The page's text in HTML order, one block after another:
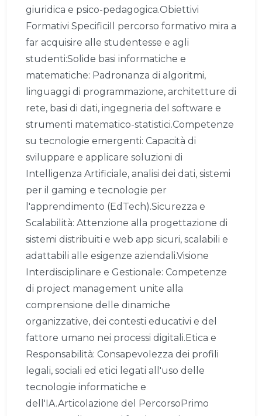
giuridica e psico-pedagogica.Obiettivi
Formativi SpecificiIl percorso formativo mira a
far acquisire alle studentesse e agli
studenti:Solide basi informatiche e
matematiche: Padronanza di algoritmi,
linguaggi di programmazione, architetture di
rete, basi di dati, ingegneria del software e
strumenti matematico-statistici.Competenze
su tecnologie emergenti: Capacità di
sviluppare e applicare soluzioni di
Intelligenza Artificiale, analisi dei dati, sistemi
per il gaming e tecnologie per
l'apprendimento (EdTech).Sicurezza e
Scalabilità: Attenzione alla progettazione di
sistemi distribuiti e web app sicuri, scalabili e
adattabili alle esigenze aziendali.Visione
Interdisciplinare e Gestionale: Competenze
di project management unite alla
comprensione delle dinamiche
organizzative, dei contesti educativi e del
fattore umano nei processi digitali.Etica e
Responsabilità: Consapevolezza dei profili
legali, sociali ed etici legati all'uso delle
tecnologie informatiche e
dell'IA.Articolazione del PercorsoPrimo